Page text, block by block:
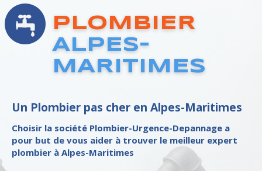
PLOMBIER
ALPES-
MARITIMES
Un Plombier pas cher en Alpes-Maritimes
Choisir la société Plombier-Urgence-Depannage a
pour but de vous aider à trouver le meilleur expert
plombier à Alpes-Maritimes